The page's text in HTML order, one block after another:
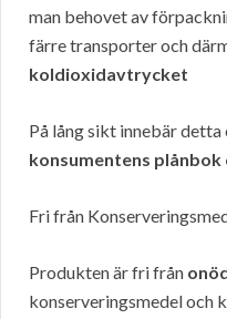
man behovet av
färre transporter och
koldioxidavtrycket
På lång sikt innebär
konsumentens
Fri från
Produkten är fri från
konserveringsmedel och